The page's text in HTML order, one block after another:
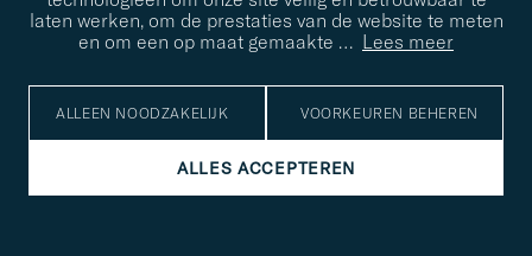
laten werken, om de prestaties van de website te meten
en om een op maat gemaakte … Lees meer
ALLEEN NOODZAKELIJK VOORKEUREN BEHEREN
ALLES ACCEPTEREN
© Care of Carl 2026